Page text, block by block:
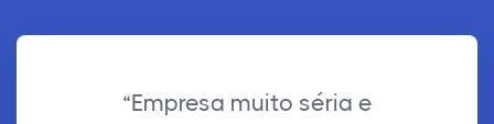
“Empresa muito séria e